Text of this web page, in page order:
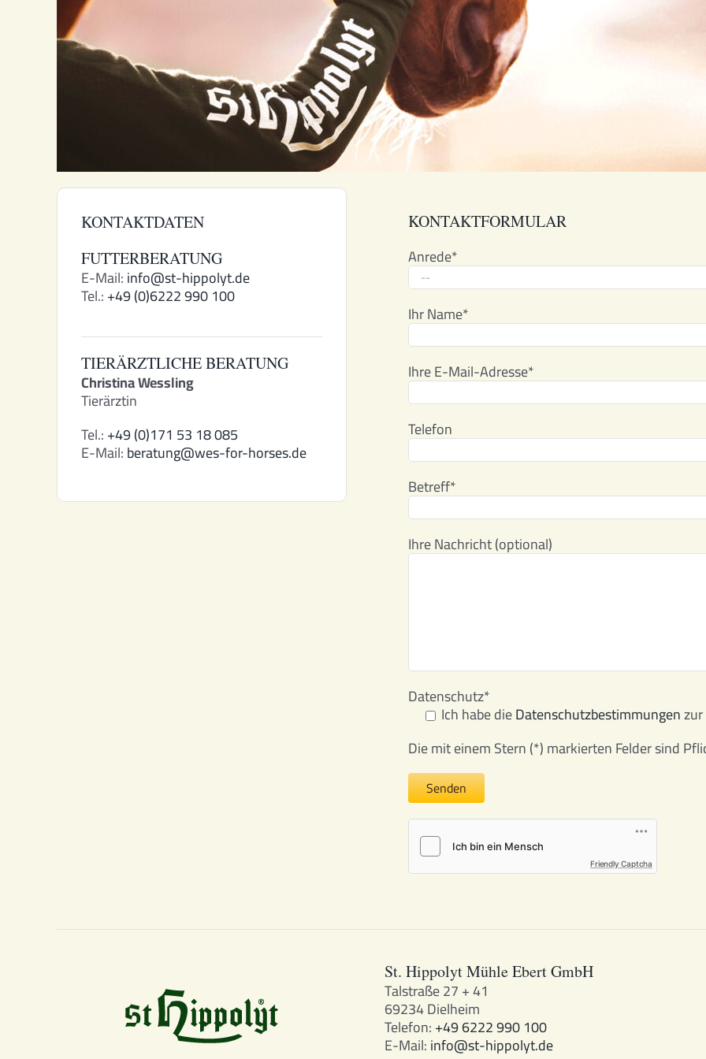
KONTAKTDATEN
FUTTERBERATUNG
E-Mail:info@st-hippolyt.de
Tel.:+49 (0)6222 990 100
TIERÄRZTLICHE BERATUNG
Christina Wessling
Tierärztin
Tel.:+49 (0)171 53 18 085
E-Mail:beratung@wes-for-horses.de
KONTAKTFORMULAR
Anrede*
Ihr Name*
Ihre E-Mail-Adresse*
Telefon
Betreff*
Ihre Nachricht (optional)
Datenschutz*
Ich habe dieDatenschutzbestimmungen
Die mit einem Stern (*) markierten Felder sind
Friendly Captcha
St. Hippolyt Mühle Ebert GmbH
Talstraße 27 + 41
69234 Dielheim
Telefon:+49 6222 990 100
E-Mail:info@st-hippolyt.de